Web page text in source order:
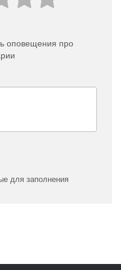
оповещения про
для заполнения